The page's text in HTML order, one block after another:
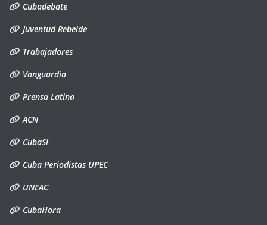
Cubadebate
Juventud Rebelde
Trabajadores
Vanguardia
Prensa Latina
ACN
CubaSí
Cuba Periodistas UPEC
UNEAC
CubaHora